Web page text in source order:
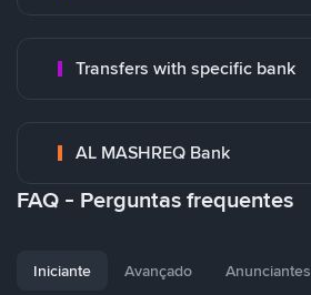
Transfers with specific bank
AL MASHREQ Bank
FAQ - Perguntas frequentes
Iniciante Avançado Anunciantes